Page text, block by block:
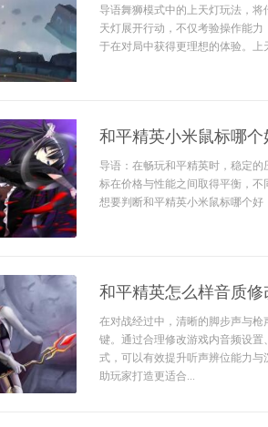
导语舞狮模式中的上天灯玩法，
天灯展开行动，不仅考验操作能
于在对局中获得更理想的体验。
和平精英小米鼠标哪个
导语：在畅玩和平精英时，稳定
标在价格与性能之间取得平衡，
想要判断和平精英小米鼠标哪个
和平精英怎么样音质修
在对战经过中，清晰的脚步声与
键。通过合理修改游戏内音频设
式，可以有效提升听声辨位能力
助玩家打造更适合...